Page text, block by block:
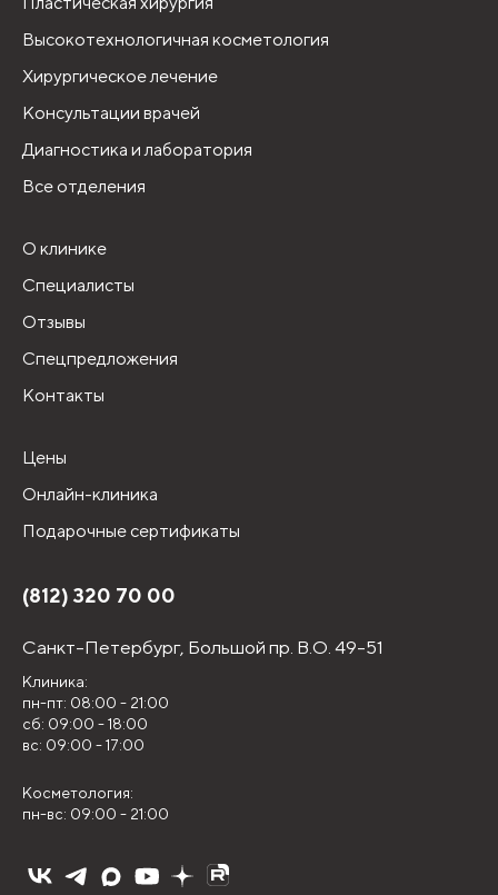
Высокотехнологичная косметология
Хирургическое лечение
Консультации врачей
Диагностика и лаборатория
Все отделения
О клинике
Специалисты
Отзывы
Спецпредложения
Контакты
Цены
Онлайн-клиника
Подарочные сертификаты
(812) 320 70 00
Санкт-Петербург, Большой пр. В.О. 49-51
Клиника:
пн-пт: 08:00 - 21:00
сб: 09:00 - 18:00
вс: 09:00 - 17:00
Косметология:
пн-вс: 09:00 - 21:00